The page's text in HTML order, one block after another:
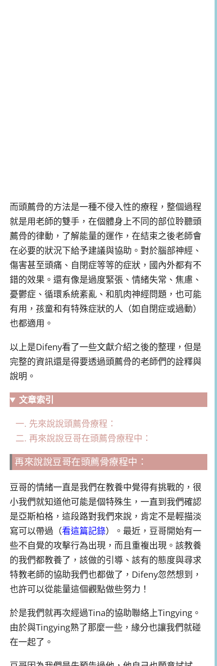
而頭薦骨的方法是一種不侵入性的療程，整個過程
就是用老師的雙手，在個體身上不同的部位聆聽頭
薦骨的律動，了解能量的運作，在結束之後老師會
在必要的狀況下給予建議與協助。對於腦部神經、
傷害甚至頭痛、自閉症等等的症狀，國內外都有不
錯的效果。還有像是過度緊張、情緒失常、焦慮、
憂鬱症、循環系統紊亂、和肌肉神經問題，也可能
有用，孩童和有特殊症狀的人（如自閉症或過動）
也都適用。
以上是Difeny看了一些文獻介紹之後的整理，但是
完整的資訊還是得要透過頭薦骨的老師們的詮釋與
說明。
文章索引
先來說說頭薦骨療程：
再來說說豆哥在頭薦骨療程中：
再來說說豆哥在頭薦骨療程中：
豆哥的情緒一直是我們在教養中覺得有挑戰的，很
小我們就知道他可能是個特殊生，一直到我們確認
是亞斯柏格，這段路對我們來說，肯定不是輕描淡
寫可以帶過（看這篇記錄）。最近，豆哥開始有一
些不自覺的攻擊行為出現，而且重複出現。該教養
的我們都教養了，該做的引導、該有的態度與尋求
特教老師的協助我們也都做了，Difeny忽然想到，
也許可以從能量這個觀點做些努力！
於是我們就再次經過Tina的協助聯絡上Tingying。
由於與Tingying熟了那麼一些，緣分也讓我們就碰
在一起了。